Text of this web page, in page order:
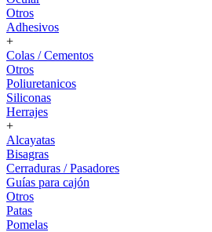
Otros
Adhesivos
+
Colas / Cementos
Otros
Poliuretanicos
Siliconas
Herrajes
+
Alcayatas
Bisagras
Cerraduras / Pasadores
Guías para cajón
Otros
Patas
Pomelas